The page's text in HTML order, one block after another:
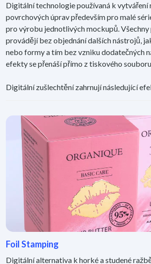
Digitální technologie používaná k vytváření
povrchových úprav především pro malé
pro výrobu jednotlivých mockupů. Všechny
provádějí bez objednání dalších nástrojů,
nebo formy a tím bez vzniku dodatečných
efekty se přenáší přímo z tiskového
Digitální zušlechtění zahrnují následující
Foil Stamping
Digitální alternativa k horké a studené